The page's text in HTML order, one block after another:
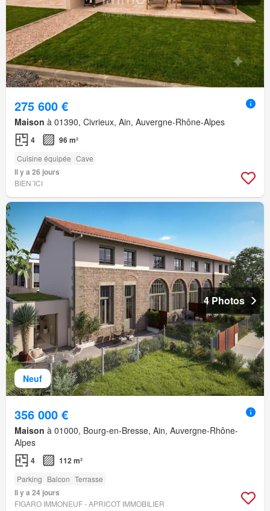
275 600 €
Maison à 01390, Civrieux, Ain, Auvergne-Rhône-Alpes
4 96 m²
Cuisine équipée Cave
Il y a 26 jours
BIEN´ICI
Neuf
4 Photos
356 000 €
Maison à 01000, Bourg-en-Bresse, Ain, Auvergne-Rhône-
Alpes
4 112 m²
Parking Balcon Terrasse
Il y a 24 jours
FIGARO IMMONEUF - APRICOT IMMOBILIER